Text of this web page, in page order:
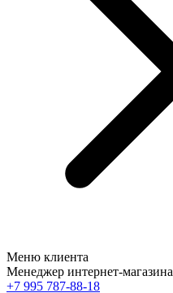
Меню клиента
Менеджер интернет-магазина
+7 995 787-88-18